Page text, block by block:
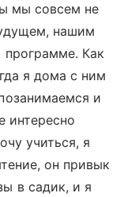
мы совсем не
нашим
программе. Как
я дома с ним
и
интересно
учиться, я
он привык
в садик, и я